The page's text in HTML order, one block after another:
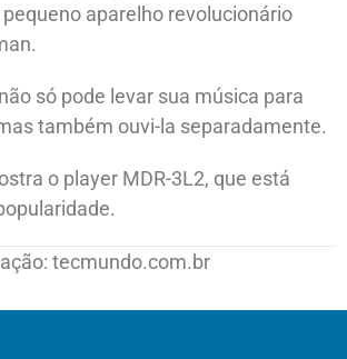
aparelho revolucionário
só pode levar sua música para
também ouvi-la separadamente.
o player MDR-3L2, que está
tecmundo.com.br